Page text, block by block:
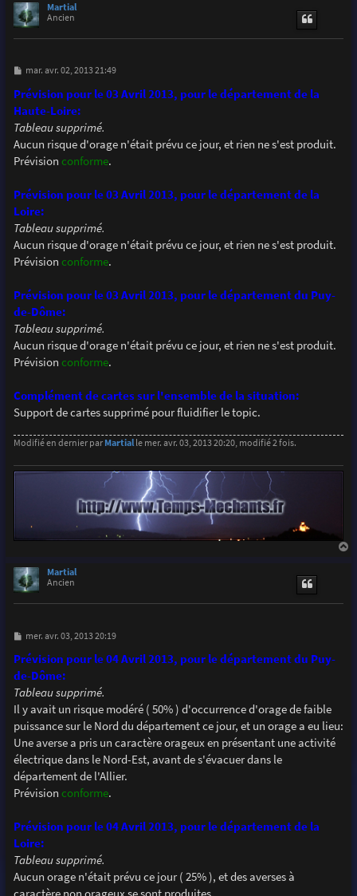
Martial
Ancien
M
s
s
a
g
e
mar. avr. 02, 2013 21:49
Prévision pour le 03 Avril 2013, pour le département de la
Haute-Loire:
Tableau supprimé.
Aucun risque d'orage n'était prévu ce jour, et rien ne s'est produit.
Prévision conforme.
Prévision pour le 03 Avril 2013, pour le département de la
Loire:
Tableau supprimé.
Aucun risque d'orage n'était prévu ce jour, et rien ne s'est produit.
Prévision conforme.
Prévision pour le 03 Avril 2013, pour le département du Puy-
de-Dôme:
Tableau supprimé.
Aucun risque d'orage n'était prévu ce jour, et rien ne s'est produit.
Prévision conforme.
Complément de cartes sur l'ensemble de la situation:
Support de cartes supprimé pour fluidifier le topic.
Modifié en dernier par Martialle mer. avr. 03, 2013 20:20, modifié 2 fois.
Martial
Ancien
M
s
s
a
g
e
mer. avr. 03, 2013 20:19
Prévision pour le 04 Avril 2013, pour le département du Puy-
de-Dôme:
Tableau supprimé.
Il y avait un risque modéré ( 50% ) d'occurrence d'orage de faible
puissance sur le Nord du département ce jour, et un orage a eu lieu:
Une averse a pris un caractère orageux en présentant une activité
électrique dans le Nord-Est, avant de s'évacuer dans le
département de l'Allier.
Prévision conforme.
Prévision pour le 04 Avril 2013, pour le département de la
Loire:
Tableau supprimé.
Aucun orage n'était prévu ce jour ( 25% ), et des averses à